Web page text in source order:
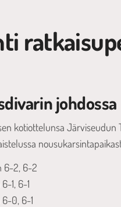
johdossa
kotiottelunsa
6-2, 6-2
1, 6-1
6-0, 6-1